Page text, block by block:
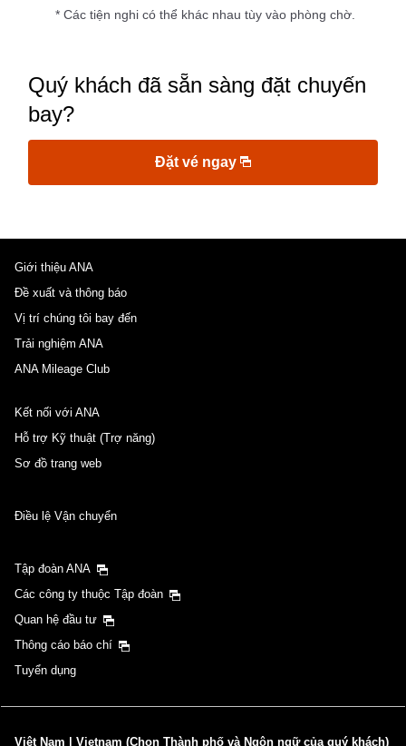
* Các tiện nghi có thể khác nhau tùy vào phòng chờ.
Quý khách đã sẵn sàng đặt chuyến
bay?
Đặt vé ngay
Giới thiệu ANA
Đề xuất và thông báo
Vị trí chúng tôi bay đến
Trải nghiệm ANA
ANA Mileage Club
Kết nối với ANA
Hỗ trợ Kỹ thuật (Trợ năng)
Sơ đồ trang web
Điều lệ Vận chuyển
Tập đoàn ANA
Các công ty thuộc Tập đoàn
Quan hệ đầu tư
Thông cáo báo chí
Tuyển dụng
Việt Nam | Vietnam (Chọn Thành phố và Ngôn ngữ của quý khách)